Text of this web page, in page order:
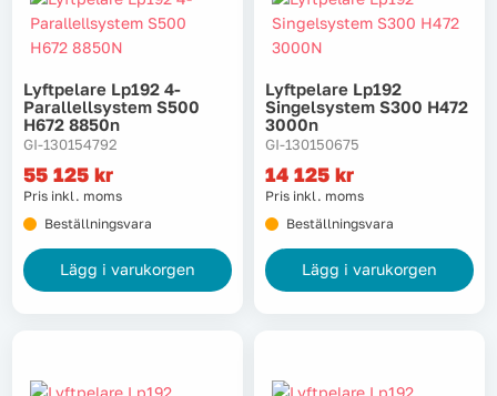
Lyftpelare Lp192 4-
Parallellsystem S500
H672 8850n
GI-130154792
55 125 kr
Pris inkl. moms
Beställningsvara
Lägg i varukorgen
Lyftpelare Lp192
Singelsystem S300 H472
3000n
GI-130150675
14 125 kr
Pris inkl. moms
Beställningsvara
Lägg i varukorgen